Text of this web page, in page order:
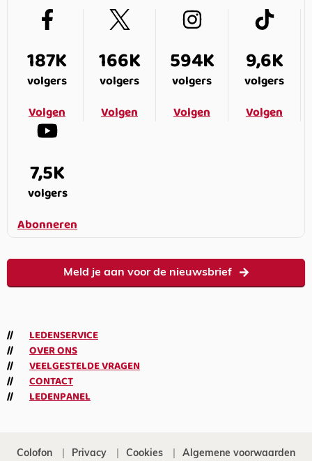
187K
volgers
Volgen
166K
volgers
Volgen
594K
volgers
Volgen
9,6K
volgers
Volgen
7,5K
volgers
Abonneren
Meld je aan voor de nieuwsbrief
LEDENSERVICE
OVER ONS
VEELGESTELDE VRAGEN
CONTACT
LEDENPANEL
Colofon Privacy Cookies Algemene voorwaarden